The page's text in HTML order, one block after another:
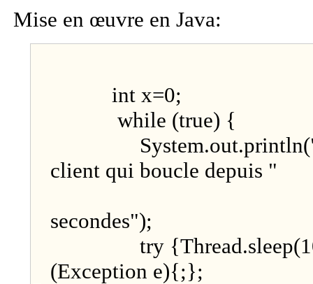
Mise en œuvre en Java:
int x=0;
while (true) {
client qui boucle depuis "
secondes");
try
(Exception e){;};